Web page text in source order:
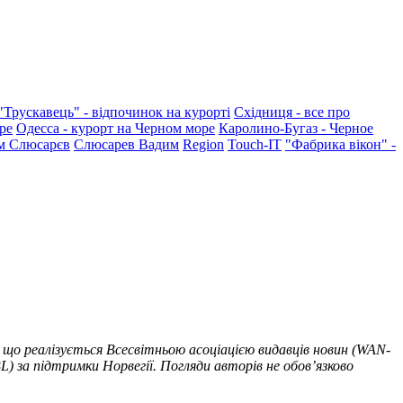
- відпочинок на курорті Східниця - все про
Одесса - курорт на Черном море Каролино-Бугаз - Черное
Слюсарєв Слюсарев Вадим Region Touch-IT "Фабрика вікон" -
Всесвітньою асоціацією видавців новин (WAN-
підтримки Норвегії. Погляди авторів не обов’язково